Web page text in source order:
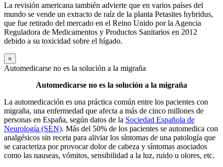
La revisión americana también advierte que en varios países del
mundo se vende un extracto de raíz de la planta Petasites hybridus,
que fue retirado del mercado en el Reino Unido por la Agencia
Reguladora de Medicamentos y Productos Sanitarios en 2012
debido a su toxicidad sobre el hígado.
×
Automedicarse no es la solución a la migraña
Automedicarse no es la solución a la migraña
La automedicación es una práctica común entre los pacientes con
migraña, una enfermedad que afecta a más de cinco millones de
personas en España, según datos de la Sociedad Española de
Neurología (SEN). Más del 50% de los pacientes se automedica con
analgésicos sin receta para aliviar los síntomas de una patología que
se caracteriza por provocar dolor de cabeza y síntomas asociados
como las nauseas, vómitos, sensibilidad a la luz, ruido u olores, etc.